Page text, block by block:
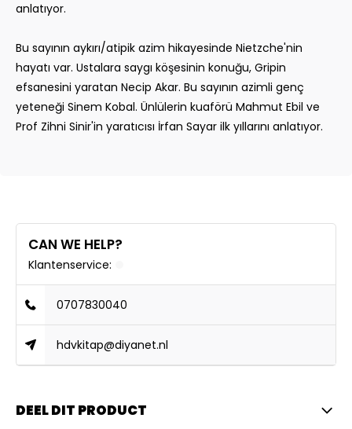
anlatıyor.
Bu sayının aykırı/atipik azim hikayesinde Nietzche'nin
hayatı var. Ustalara saygı köşesinin konuğu, Gripin
efsanesini yaratan Necip Akar. Bu sayının azimli genç
yeteneği Sinem Kobal. Ünlülerin kuaförü Mahmut Ebil ve
Prof Zihni Sinir'in yaratıcısı İrfan Sayar ilk yıllarını anlatıyor.
CAN WE HELP?
Klantenservice:
0707830040
hdvkitap@diyanet.nl
DEEL DIT PRODUCT